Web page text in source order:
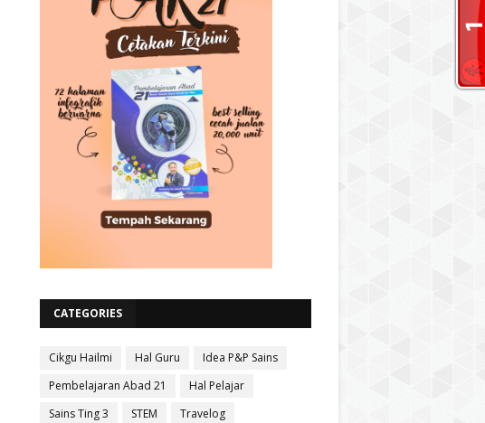
CATEGORIES
Cikgu Hailmi Hal Guru
Idea P&P Sains
Pembelajaran Abad 21
Hal Pelajar
Sains Ting 3
STEM
Travelog